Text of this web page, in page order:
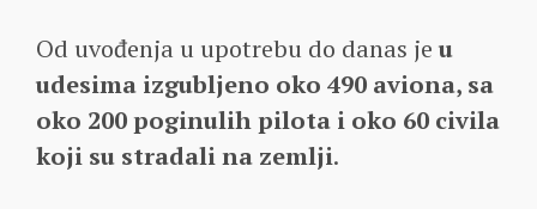
Od uvođenja u upotrebu do danas je u
udesima izgubljeno oko 490 aviona, sa
oko 200 poginulih pilota i oko 60 civila
koji su stradali na zemlji.